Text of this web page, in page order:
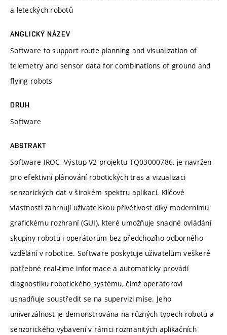
a leteckých robotů
ANGLICKÝ NÁZEV
Software to support route planning and visualization of
telemetry and sensor data for combinations of ground and
flying robots
DRUH
Software
ABSTRAKT
Software IROC, Výstup V2 projektu TQ03000786, je navržen
pro efektivní plánování robotických tras a vizualizaci
senzorických dat v širokém spektru aplikací. Klíčové
vlastnosti zahrnují uživatelskou přívětivost díky modernímu
grafickému rozhraní (GUI), které umožňuje snadné ovládání
skupiny robotů i operátorům bez předchozího odborného
vzdělání v robotice. Software poskytuje uživatelům veškeré
potřebné real-time informace a automaticky provádí
diagnostiku robotického systému, čímž operátorovi
usnadňuje soustředit se na supervizi mise. Jeho
univerzálnost je demonstrována na různých typech robotů a
senzorického vybavení v rámci rozmanitých aplikačních